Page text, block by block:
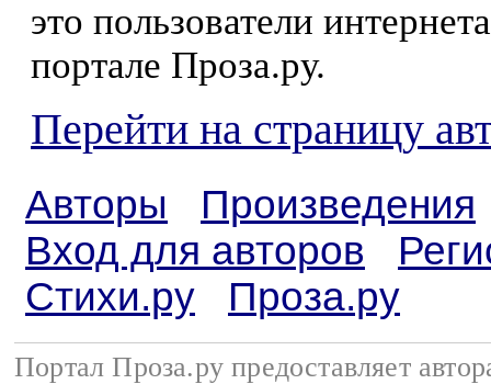
это пользователи
портале Проза.ру.
Перейти на страницу
Авторы
Произведения
Вход для авторов
Стихи.ру
Проза.ру
Портал Проза.ру предоставляет